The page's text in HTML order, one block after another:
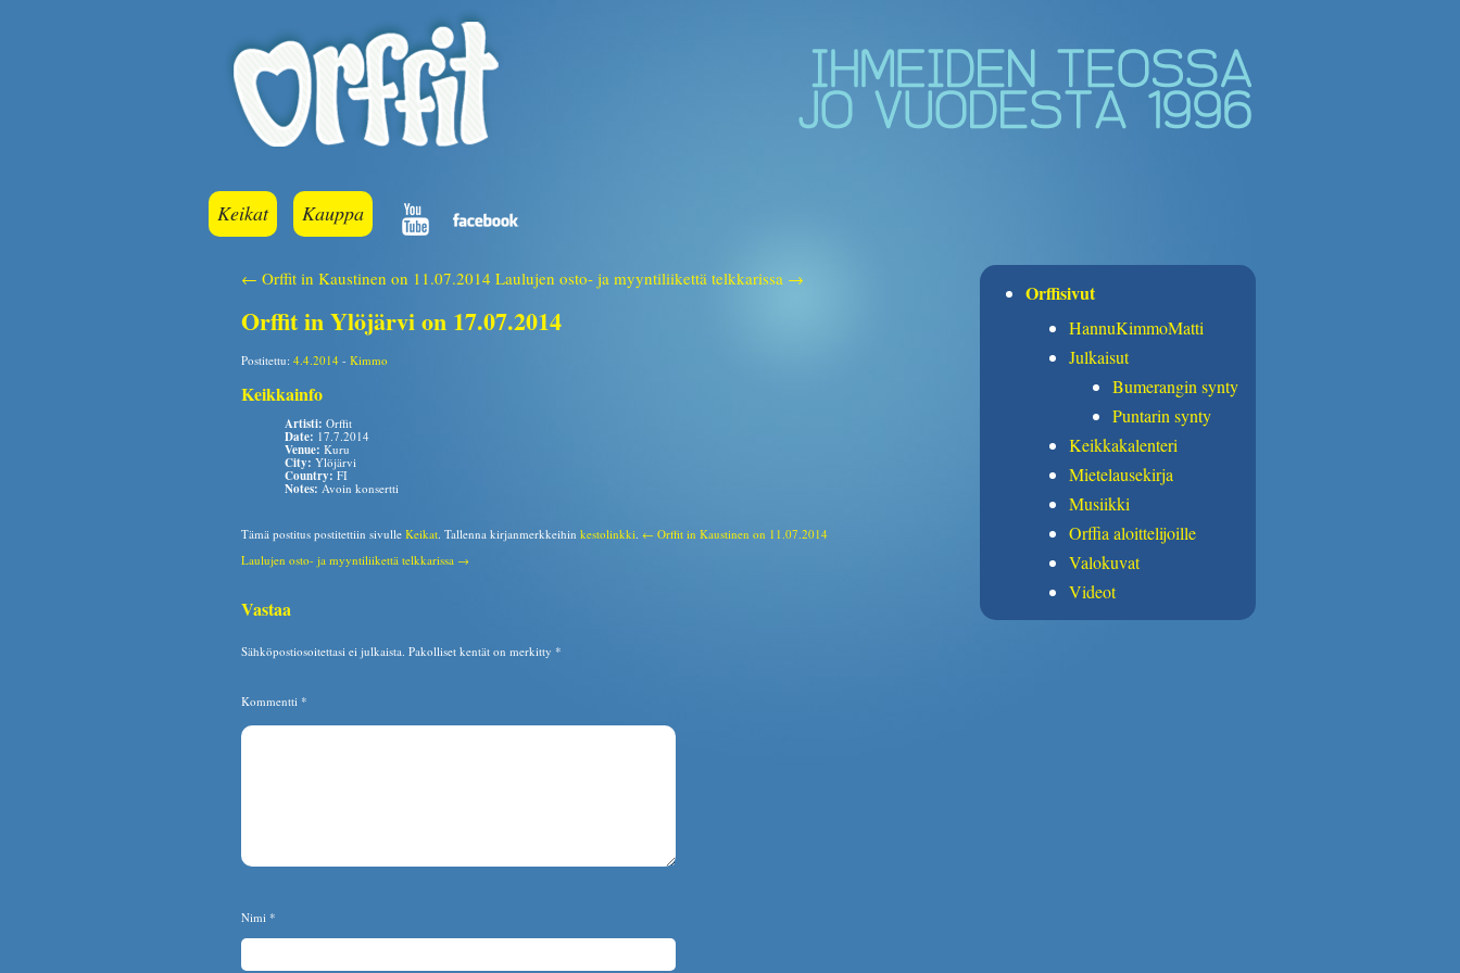
Keikat Kauppa
← Orffit in Kaustinen on 11.07.2014 Laulujen osto- ja myyntiliikettä telkkarissa →
Orffit in Ylöjärvi on 17.07.2014
Postitettu: 4.4.2014 - Kimmo
Keikkainfo
Artisti: Orffit
Date: 17.7.2014
Venue: Kuru
City: Ylöjärvi
Country: FI
Notes: Avoin konsertti
Tämä postitus postitettiin sivulle Keikat. Tallenna kirjanmerkkeihin kestolinkki. ← Orffit in Kaustinen on 11.07.2014
Laulujen osto- ja myyntiliikettä telkkarissa →
Vastaa
Sähköpostiosoitettasi ei julkaista. Pakolliset kentät on merkitty *
Kommentti *
Nimi *
Orffisivut
HannuKimmoMatti
Julkaisut
Bumerangin synty
Puntarin synty
Keikkakalenteri
Mietelausekirja
Musiikki
Orffia aloittelijoille
Valokuvat
Videot